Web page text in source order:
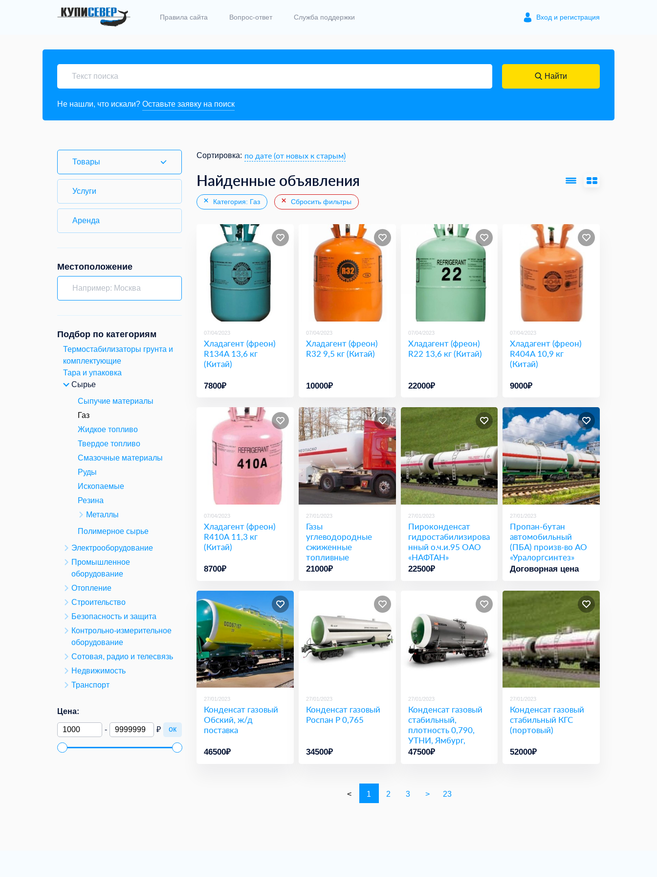
Правила сайта Вопрос-ответ Служба поддержки Вход и регистрация
Найти
Не нашли, что искали? Оставьте заявку на поиск
Товары
Услуги
Аренда
Местоположение
Подбор по категориям
Термостабилизаторы грунта и
комплектующие
Тара и упаковка
Сырье
Сыпучие материалы
Газ
Жидкое топливо
Твердое топливо
Смазочные материалы
Руды
Ископаемые
Резина
Металлы
Полимерное сырье
Электрооборудование
Промышленное
оборудование
Отопление
Строительство
Безопасность и защита
Контрольно-измерительное
оборудование
Сотовая, радио и телесвязь
Недвижимость
Транспорт
Цена:
- ₽ ок
Сортировка: по дате (от новых к старым)
Найденные объявления
Категория: Газ Сбросить фильтры
07/04/2023
Хладагент (фреон)
R134A 13,6 кг
(Китай)
7800₽
07/04/2023
Хладагент (фреон)
R32 9,5 кг (Китай)
10000₽
07/04/2023
Хладагент (фреон)
R22 13,6 кг (Китай)
22000₽
07/04/2023
Хладагент (фреон)
R404A 10,9 кг
(Китай)
9000₽
07/04/2023
Хладагент (фреон)
R410A 11,3 кг
(Китай)
8700₽
27/01/2023
Газы
углеводородные
сжиженные
топливные
21000₽
27/01/2023
Пироконденсат
гидростабилизирова
нный о.ч.и.95 ОАО
«НАФТАН»
22500₽
27/01/2023
Пропан-бутан
автомобильный
(ПБА) произв-во АО
«Уралоргсинтез»
Договорная цена
27/01/2023
Конденсат газовый
Обский, ж/д
поставка
46500₽
27/01/2023
Конденсат газовый
Роспан Р 0,765
34500₽
27/01/2023
Конденсат газовый
стабильный,
плотность 0,790,
УТНИ, Ямбург,
автоналив
47500₽
27/01/2023
Конденсат газовый
стабильный КГС
(портовый)
52000₽
< 1 2 3 > 23